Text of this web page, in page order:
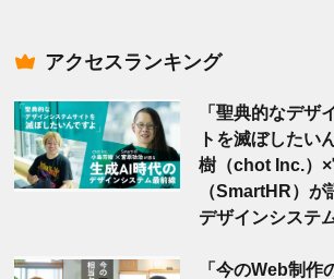
アクセスランキング
「聖典的なデザ
トを滅ぼしたい
樹（chot Inc.）
（SmartHR）
デザインシステ
「今のWeb制作